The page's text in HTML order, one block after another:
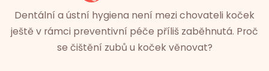
Dentální a ústní hygiena není mezi chovateli koček
ještě v rámci preventivní péče příliš zaběhnutá. Proč
se čištění zubů u koček věnovat?